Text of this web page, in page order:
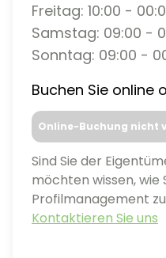
Freitag: 10:00 -
Samstag: 09:00 -
Sonntag: 09:00 -
Buchen Sie online
Online-Buchung nicht
Sind Sie der
möchten wissen, wie
Profilmanagement
Kontaktieren Sie uns